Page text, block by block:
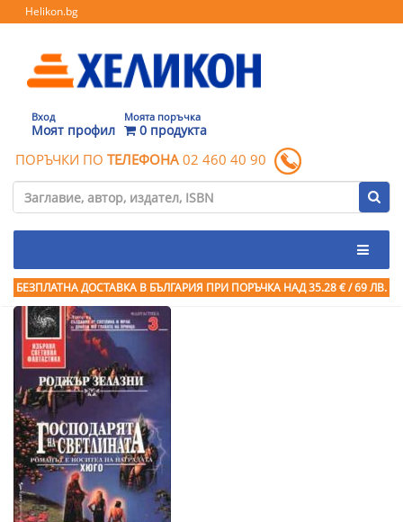
Helikon.bg
Вход
Моят профил
Моята поръчка
0 продукта
ПОРЪЧКИ ПО ТЕЛЕФОНА 02 460 40 90
БЕЗПЛАТНА ДОСТАВКА В БЪЛГАРИЯ ПРИ ПОРЪЧКА НАД 35.28 € / 69 ЛВ.